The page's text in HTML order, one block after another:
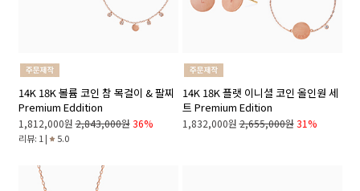
14K 18K 볼륨 코인 참 목걸이 & 팔찌
Premium Eddition
1,812,000원 2,843,000원 36%
리뷰: 1 | 5.0
14K 18K 플랫 이니셜 코인 올인원 세
트 Premium Edition
1,832,000원 2,655,000원 31%